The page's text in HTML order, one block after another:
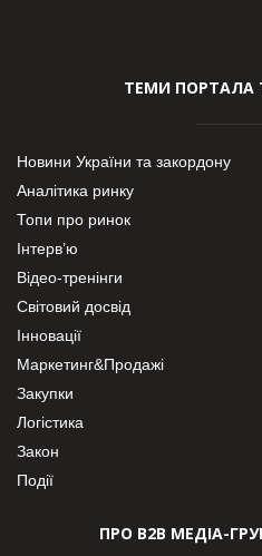
ТЕМИ ПОРТАЛА
Новини України та закордону
Аналітика ринку
Топи про ринок
Інтерв’ю
Відео-тренінги
Світовий досвід
Інновації
Маркетинг&Продажі
Закупки
Логістика
Закон
Події
ПРО В2В МЕДІА-